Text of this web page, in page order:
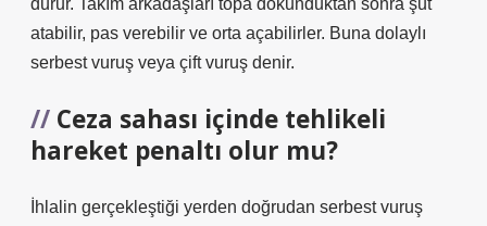
durur. Takım arkadaşları topa dokunduktan sonra şut
atabilir, pas verebilir ve orta açabilirler. Buna dolaylı
serbest vuruş veya çift vuruş denir.
Ceza sahası içinde tehlikeli
hareket penaltı olur mu?
İhlalin gerçekleştiği yerden doğrudan serbest vuruş